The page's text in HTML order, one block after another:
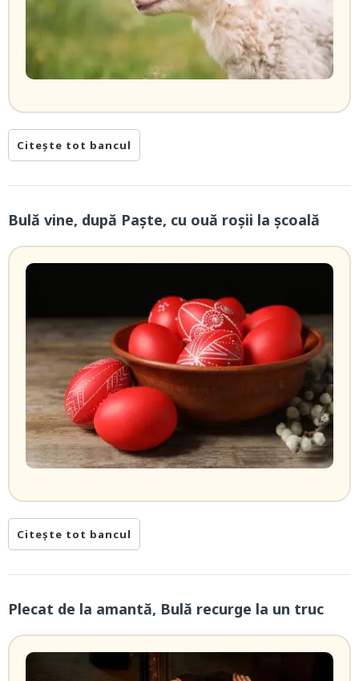
Citește tot bancul
Bulă vine, după Paște, cu ouă roșii la școală
Citește tot bancul
Plecat de la amantă, Bulă recurge la un truc